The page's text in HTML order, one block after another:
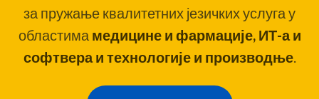
за пружање квалитетних језичких услуга у
областима медицине и фармације, ИТ-а и
софтвера и технологије и производње.